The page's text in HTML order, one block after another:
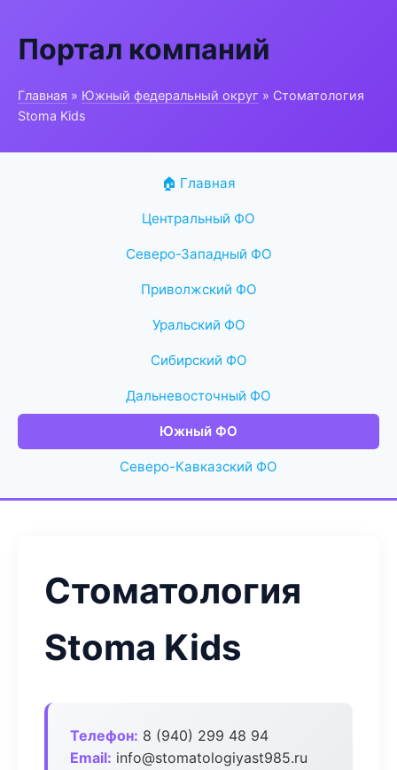
Портал компаний
Главная » Южный федеральный округ » Стоматология
Stoma Kids
🏠 Главная
Центральный ФО
Северо-Западный ФО
Приволжский ФО
Уральский ФО
Сибирский ФО
Дальневосточный ФО
Южный ФО
Северо-Кавказский ФО
Стоматология
Stoma Kids
Телефон: 8 (940) 299 48 94
Email: info@stomatologiyast985.ru